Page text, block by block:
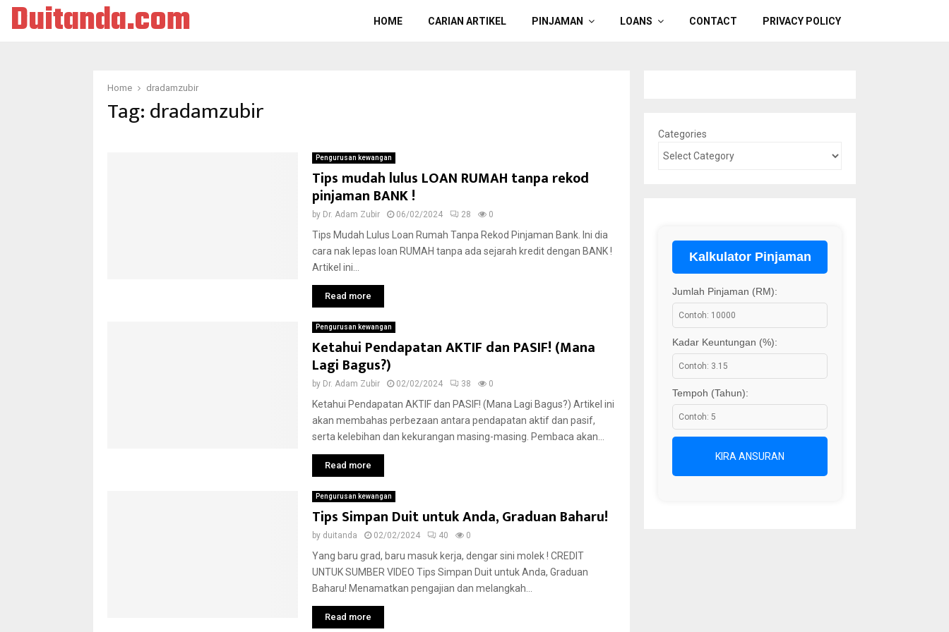
Duitanda.com HOME CARIAN ARTIKEL PINJAMAN LOANS CONTACT PRIVACY POLICY
Home dradamzubir
Tag:dradamzubir
Pengurusan kewangan
Tips mudah lulus LOAN RUMAH tanpa rekod
pinjaman BANK !
by Dr. Adam Zubir 06/02/2024 28 0
Tips Mudah Lulus Loan Rumah Tanpa Rekod Pinjaman Bank. Ini dia
cara nak lepas loan RUMAH tanpa ada sejarah kredit dengan BANK !
Artikel ini...
Read more
Pengurusan kewangan
Ketahui Pendapatan AKTIF dan PASIF! (Mana
Lagi Bagus?)
by Dr. Adam Zubir 02/02/2024 38 0
Ketahui Pendapatan AKTIF dan PASIF! (Mana Lagi Bagus?) Artikel ini
akan membahas perbezaan antara pendapatan aktif dan pasif,
serta kelebihan dan kekurangan masing-masing. Pembaca akan...
Read more
Pengurusan kewangan
Tips Simpan Duit untuk Anda, Graduan Baharu!
by duitanda 02/02/2024 40 0
Yang baru grad, baru masuk kerja, dengar sini molek ! CREDIT
UNTUK SUMBER VIDEO Tips Simpan Duit untuk Anda, Graduan
Baharu! Menamatkan pengajian dan melangkah...
Read more
Categories
Kalkulator Pinjaman
Jumlah Pinjaman (RM):
Kadar Keuntungan (%):
Tempoh (Tahun):
KIRA ANSURAN